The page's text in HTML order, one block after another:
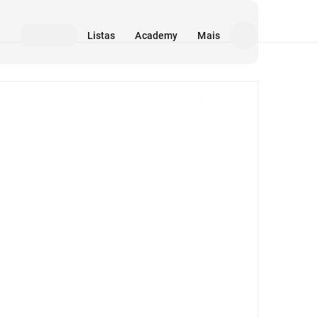
Listas Academy Mais